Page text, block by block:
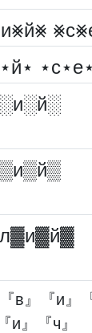
в』『и』
и』『ч』